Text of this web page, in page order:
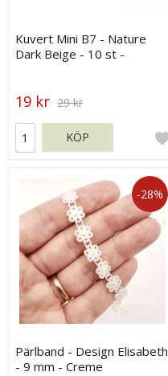
Kuvert Mini B7 - Nature
Dark Beige - 10 st -
19 kr 29 kr
KÖP
-28%
Pärlband - Design Elisabeth
- 9 mm - Creme